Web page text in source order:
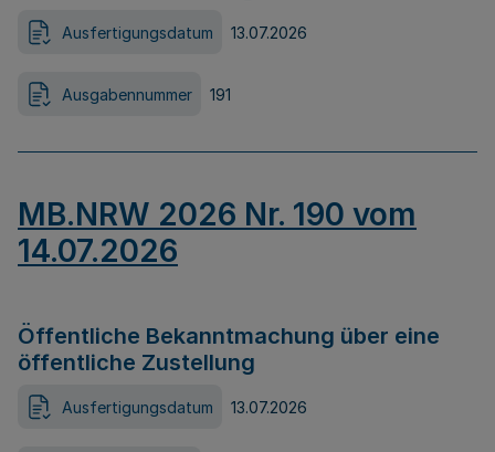
Ausfertigungsdatum 13.07.2026
Ausgabennummer 191
MB.NRW 2026 Nr. 190 vom
14.07.2026
Öffentliche Bekanntmachung über eine
öffentliche Zustellung
Ausfertigungsdatum 13.07.2026